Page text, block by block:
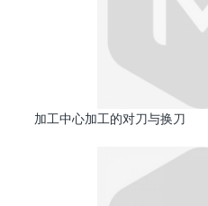
加工中心加工的对刀与换刀